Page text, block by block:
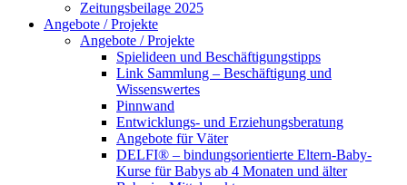
Zeitungsbeilage 2025
Angebote / Projekte
Angebote / Projekte
Spielideen und Beschäftigungstipps
Link Sammlung – Beschäftigung und
Wissenswertes
Pinnwand
Entwicklungs- und Erziehungsberatung
Angebote für Väter
DELFI® – bindungsorientierte Eltern-Baby-
Kurse für Babys ab 4 Monaten und älter